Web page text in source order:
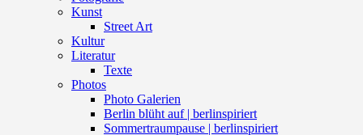
Kunst
Street Art
Kultur
Literatur
Texte
Photos
Photo Galerien
Berlin blüht auf | berlinspiriert
Sommertraumpause | berlinspiriert